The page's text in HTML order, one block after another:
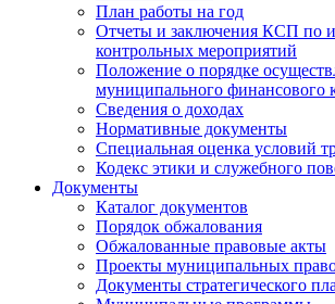
План работы на год
Отчеты и заключения КСП по
контрольных мероприятий
Положение о порядке
муниципального финансового
Сведения о доходах
Нормативные документы
Специальная оценка условий
Кодекс этики и служебного
Документы
Каталог документов
Порядок обжалования
Обжалованные правовые акты
Проекты муниципальных
Документы стратегического